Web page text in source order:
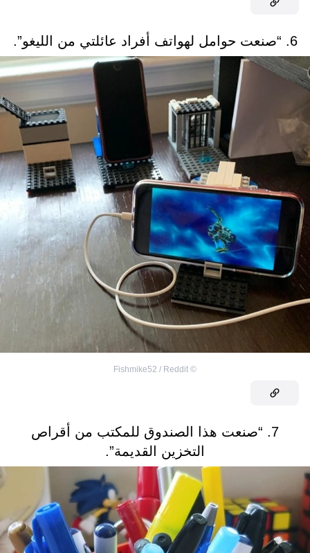
6. “صنعت حوامل لهواتف أفراد عائلتي من الليغو”.
©
Fishmike52 / Reddit
7. “صنعت هذا الصندوق للمكتب من أقراص
التخزين القديمة”.